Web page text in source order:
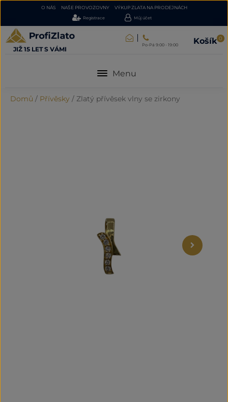
O NÁS NAŠE PROVOZOVNY VÝKUP ZLATA NA PRODEJNÁCH
Registrace Můj účet
JIŽ 15 LET S VÁMI
Po-Pá 9:00 - 19:00 Košík 0
Menu
Domů / Přívěsky / Zlatý přívěsek vlny se zirkony